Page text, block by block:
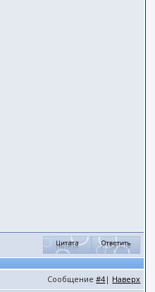
Сообщение#4| Наверх